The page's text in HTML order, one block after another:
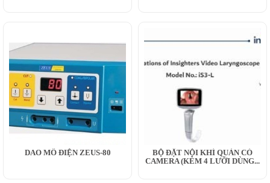
DAO MỔ ĐIỆN ZEUS-80
BỘ ĐẶT NỘI KHÍ QUẢN CÓ
CAMERA (KÈM 4 LƯỠI DÙNG...